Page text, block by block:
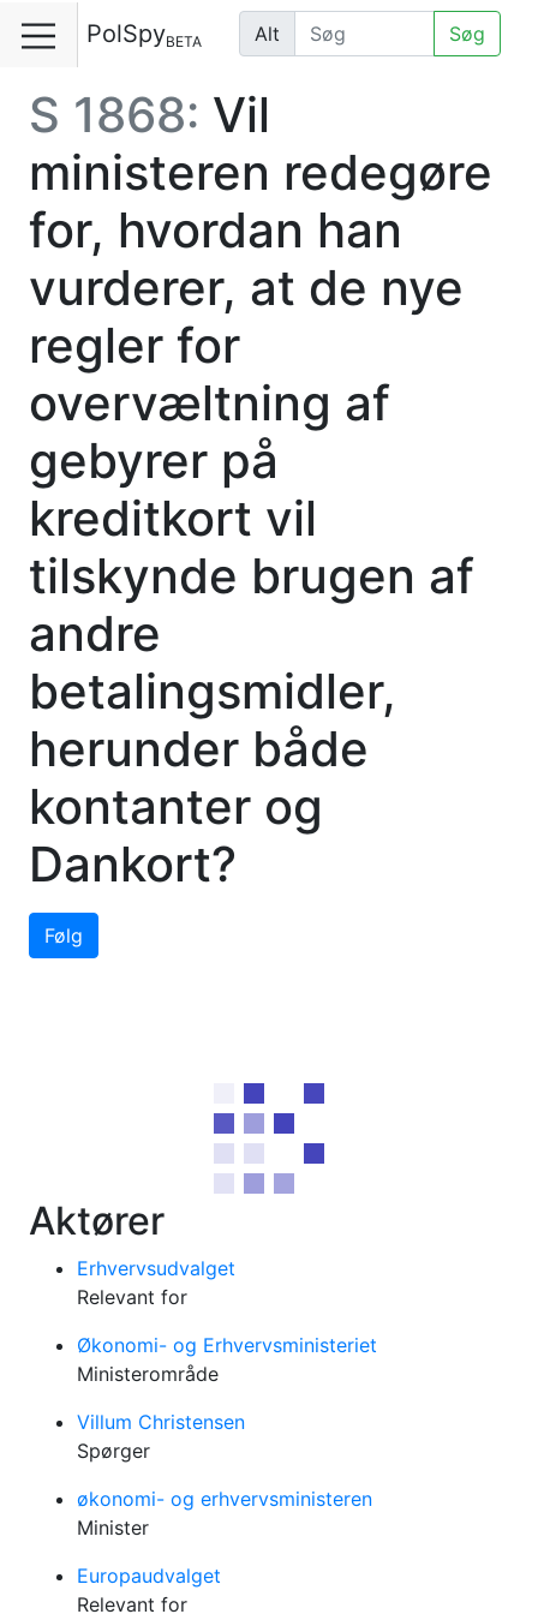
PolSpyBETA Alt Søg
S 1868: Vil
ministeren redegøre
for, hvordan han
vurderer, at de nye
regler for
overvæltning af
gebyrer på
kreditkort vil
tilskynde brugen af
andre
betalingsmidler,
herunder både
kontanter og
Dankort?
Følg
Aktører
Erhvervsudvalget
Relevant for
Økonomi- og Erhvervsministeriet
Ministerområde
Villum Christensen
Spørger
økonomi- og erhvervsministeren
Minister
Europaudvalget
Relevant for